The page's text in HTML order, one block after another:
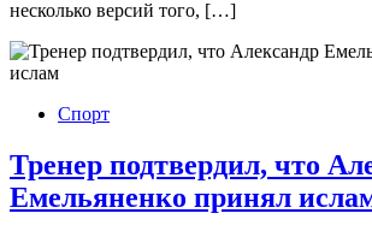
несколько версий того, […]
Спорт
Тренер подтвердил, что
Емельяненко принял